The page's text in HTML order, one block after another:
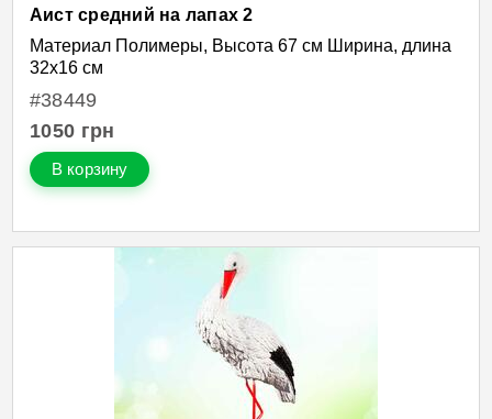
Аист средний на лапах 2
Материал Полимеры, Высота 67 см Ширина, длина
32х16 см
#38449
1050 грн
В корзину